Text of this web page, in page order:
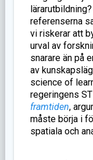
referenserna
vi riskerar att
urval av
snarare än på
av
science of
regeringens
framtiden,
måste börja i
spatiala och